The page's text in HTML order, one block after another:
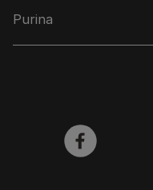
Purina
facebook